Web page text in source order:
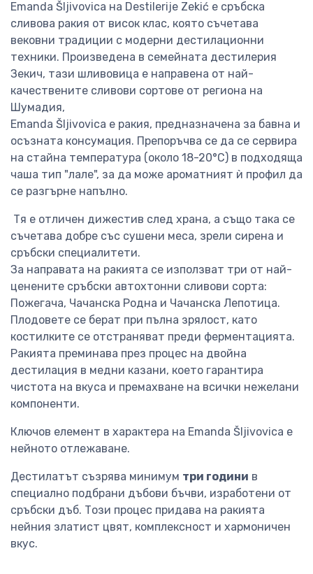
Emanda Šljivovica на Destilerije Zekić е сръбска
сливова ракия от висок клас, която съчетава
вековни традиции с модерни дестилационни
техники. Произведена в семейната дестилерия
Зекич, тази шливовица е направена от най-
качествените сливови сортове от региона на
Шумадия,
Emanda Šljivovica е ракия, предназначена за бавна и
осъзната консумация. Препоръчва се да се сервира
на стайна температура (около 18-20°C) в подходяща
чаша тип "лале", за да може ароматният ѝ профил да
се разгърне напълно.
Тя е отличен дижестив след храна, а също така се
съчетава добре със сушени меса, зрели сирена и
сръбски специалитети.
За направата на ракията се използват три от най-
ценените сръбски автохтонни сливови сорта:
Пожегача, Чачанска Родна и Чачанска Лепотица.
Плодовете се берат при пълна зрялост, като
костилките се отстраняват преди ферментацията.
Ракията преминава през процес на двойна
дестилация в медни казани, което гарантира
чистота на вкуса и премахване на всички нежелани
компоненти.
Ключов елемент в характера на Emanda Šljivovica е
нейното отлежаване.
Дестилатът съзрява минимум три години в
специално подбрани дъбови бъчви, изработени от
сръбски дъб. Този процес придава на ракията
нейния златист цвят, комплексност и хармоничен
вкус.